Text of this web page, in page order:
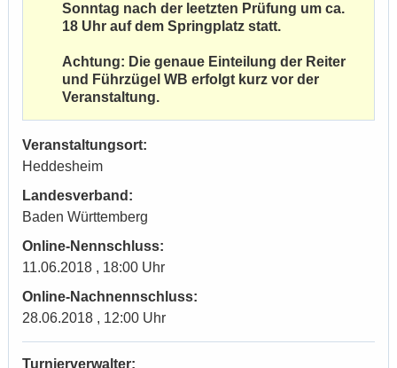
Sonntag nach der leetzten Prüfung um ca.
18 Uhr auf dem Springplatz statt.
Achtung: Die genaue Einteilung der Reiter
und Führzügel WB erfolgt kurz vor der
Veranstaltung.
Veranstaltungsort:
Heddesheim
Landesverband:
Baden Württemberg
Online-Nennschluss:
11.06.2018 , 18:00 Uhr
Online-Nachnennschluss:
28.06.2018 , 12:00 Uhr
Turnierverwalter: